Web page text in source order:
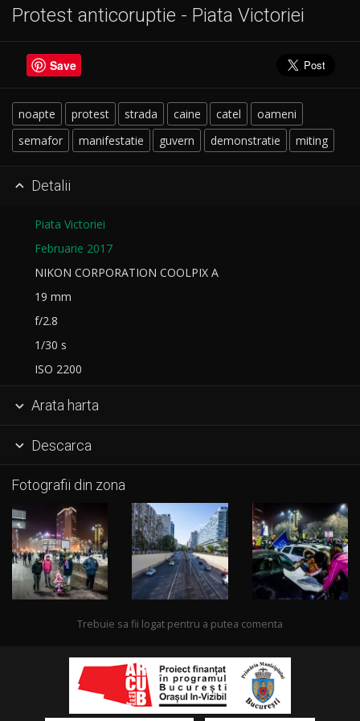
Protest anticoruptie - Piata Victoriei
Save
noapte protest strada caine catel
oameni
semafor
manifestatie guvern demonstratie miting
 Detalii
Piata Victoriei
Februarie 2017
NIKON CORPORATION COOLPIX A
19 mm
f/2.8
1/30 s
ISO 2200
 Arata harta
 Descarca
Fotografii din zona
Trebuie sa fii logat pentru a putea comenta